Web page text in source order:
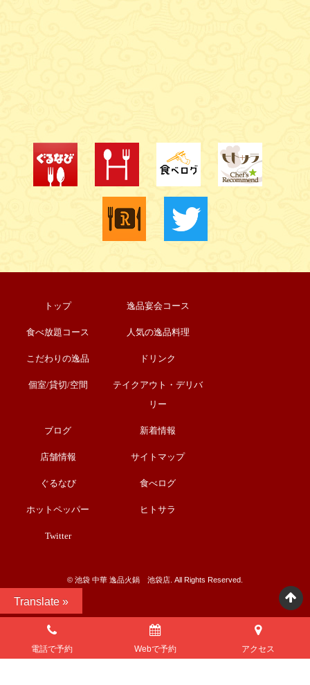
トップ 逸品宴会コース
食べ放題コース 人気の逸品料理
こだわりの逸品 ドリンク
個室/貸切/空間
テイクアウト・デリバ
リー
ブログ 新着情報
店舗情報 サイトマップ
ぐるなび 食べログ
ホットペッパー ヒトサラ
Twitter
©︎ 池袋 中華 逸品火鍋 池袋店. All Rights Reserved.
Translate »
電話で予約 Webで予約 アクセス